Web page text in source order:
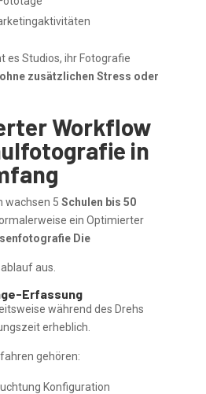
es Studios, ihr Fotografie
ohne zusätzlichen Stress oder
Workflow
in
wachsen 5 Schulen bis 50
ein Optimierter
Die
aus.
Erfassung
während des Drehs
erheblich.
gehören:
Konfiguration